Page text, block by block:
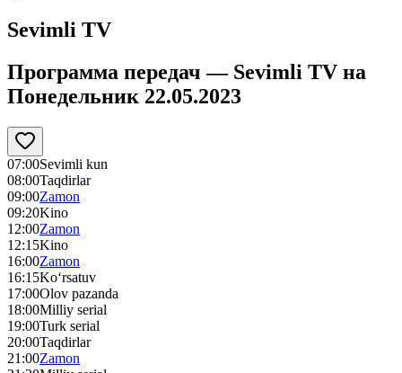
Sevimli TV
Программа передач — Sevimli TV на
Понедельник 22.05.2023
07:00Sevimli kun
08:00Taqdirlar
09:00Zamon
09:20Kino
12:00Zamon
12:15Kino
16:00Zamon
16:15Ko‘rsatuv
17:00Olov pazanda
18:00Milliy serial
19:00Turk serial
20:00Taqdirlar
21:00Zamon